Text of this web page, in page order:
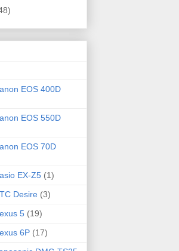
EOS 400D
EOS 550D
EOS 70D
EX-Z5 (1)
Desire (3)
5 (19)
6P (17)